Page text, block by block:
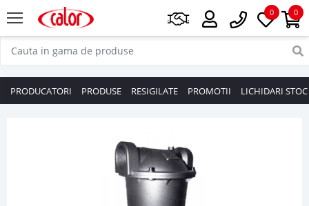
0
0
PRODUCATORI PRODUSE RESIGILATE PROMOTII LICHIDARI STOC